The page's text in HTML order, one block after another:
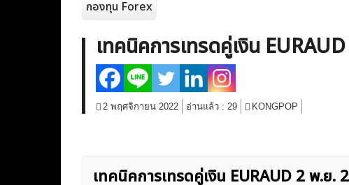
กองทุน Forex
เทคนิคการเทรดคู่เงิน
2 พฤศจิกายน 2022 อ่านแล้ว : 29 KONGPOP
เทคนิคการเทรดคู่เงิน EURAUD 2 พ.